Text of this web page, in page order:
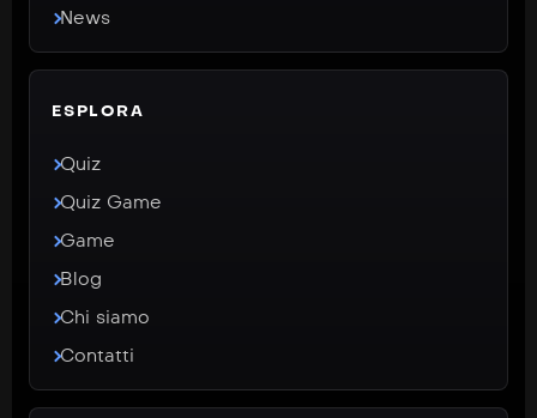
News
ESPLORA
Quiz
Quiz Game
Game
Blog
Chi siamo
Contatti